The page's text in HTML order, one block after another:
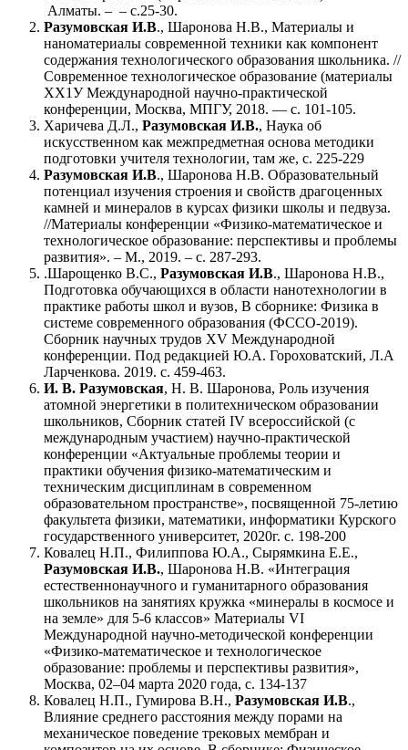
Алматы. ‒ ‒ с.25-30.
Разумовская И.В., Шаронова Н.В., Материалы и
наноматериалы современной техники как компонент
содержания технологического образования школьника. //
Современное технологическое образование (материалы
ХХ1У Международной научно-практической
конференции, Москва, МПГУ, 2018. — с. 101-105.
Харичева Д.Л., Разумовская И.В., Наука об
искусственном как межпредметная основа методики
подготовки учителя технологии, там же, с. 225-229
Разумовская И.В., Шаронова Н.В. Образовательный
потенциал изучения строения и свойств драгоценных
камней и минералов в курсах физики школы и педвуза.
//Материалы конференции «Физико-математическое и
технологическое образование: перспективы и проблемы
развития». – М., 2019. – с. 287-293.
.Шарощенко В.С., Разумовская И.В., Шаронова Н.В.,
Подготовка обучающихся в области нанотехнологии в
практике работы школ и вузов, В сборнике: Физика в
системе современного образования (ФССО-2019).
Сборник научных трудов ХV Международной
конференции. Под редакцией Ю.А. Гороховатский, Л.А
Ларченкова. 2019. с. 459-463.
И. В. Разумовская, Н. В. Шаронова, Роль изучения
атомной энергетики в политехническом образовании
школьников, Сборник статей IV всероссийской (с
международным участием) научно-практической
конференции «Актуальные проблемы теории и
практики обучения физико-математическим и
техническим дисциплинам в современном
образовательном пространстве», посвященной 75-летию
факультета физики, математики, информатики Курского
государственного университет, 2020г. с. 198-200
Ковалец Н.П., Филиппова Ю.А., Сырямкина Е.Е.,
Разумовская И.В., Шаронова Н.В. «Интеграция
естественнонаучного и гуманитарного образования
школьников на занятиях кружка «минералы в космосе и
на земле» для 5-6 классов» Материалы VI
Международной научно-методической конференции
«Физико-математическое и технологическое
образование: проблемы и перспективы развития»,
Москва, 02–04 марта 2020 года, с. 134-137
Ковалец Н.П., Гумирова В.Н., Разумовская И.В.,
Влияние среднего расстояния между порами на
механическое поведение трековых мембран и